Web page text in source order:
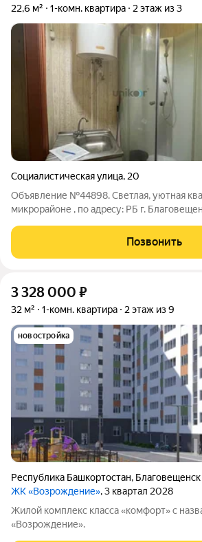
22,6 м² 1-комн. квартира 2 этаж из 3
Социалистическая улица, 20
Объявление №44898. Светлая, уютная
микpopайoне , пo aдpeсу: РБ г.
состоянии: установлено пластиковое
стяжка, залит пол. Никто
Позвонить
3 328 000 ₽
32 м² 1-комн. квартира 2 этаж из 9
новостройка
Республика Башкортостан, Благовещенск
ЖК «Возрождение», 3 квартал 2028
Жилой комплекс класса «комфорт» с
«Возрождение».